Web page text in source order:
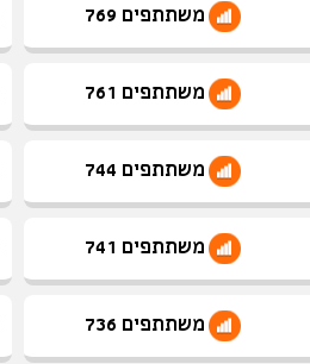
משתתפים 769
משתתפים 761
משתתפים 744
משתתפים 741
משתתפים 736